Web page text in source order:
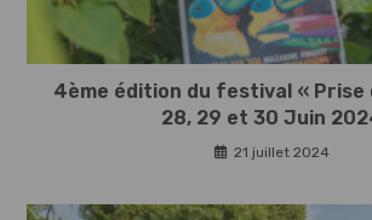
4ème édition du festival « Prise
28, 29 et 30 Juin
21 juillet 2024